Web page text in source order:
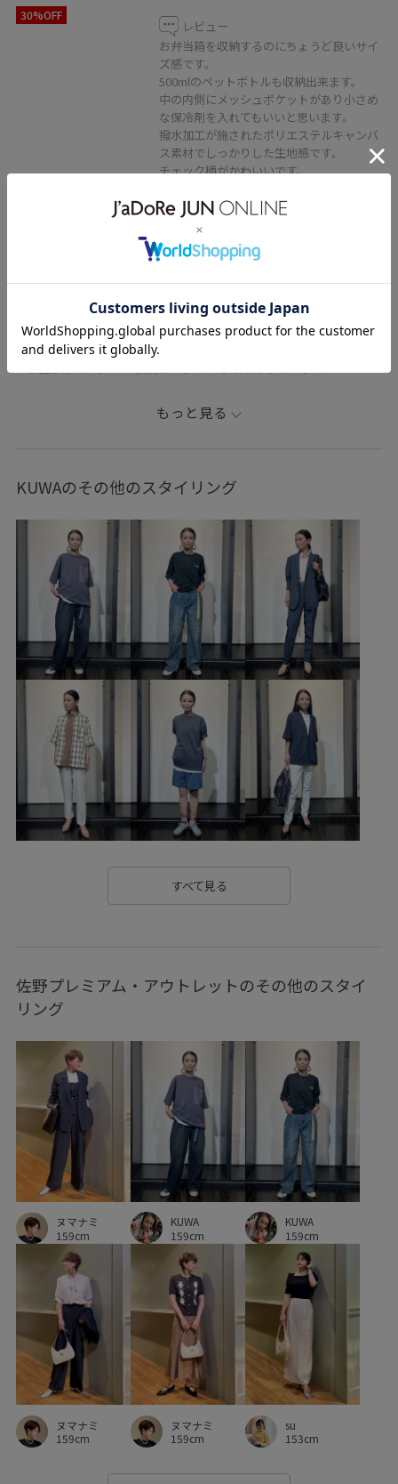
30%OFF
レビュー
お弁当箱を収納するのにちょうど良いサイ
ズ感です。
500mlのペットボトルも収納出来ます。
中の内側にメッシュポケットがあり小さめ
な保冷剤を入れてもいいと思います。
撥水加工が施されたポリエステルキャンバ
ス素材でしっかりした生地感です。
チェック柄がかわいいです。
羽織り 冷房対策
j.n.r.d 初夏コーデ 夏コーデ デートコーデ
大人カジュアル レイヤード
メンズライク ベーシック
アンサンブル デニムパンツ バッグ
トートバッグ ファッション雑貨 ANW71010
AOK05060 AOX05060 21AWG_JUN
JUNREDTS0411-0413 JUNRed_goods JUNRed_SS
junred_summergoods Tシャツ ちょうど良い大きさ
ゆったり アウター イージーパンツ カジュアル
カーゴパンツ カーディガン グレージュ
コットン ゴルフ シャープ シルバー シンプル
シンプルコーデ スクエアバックル スタイリング
セットアップ
トレンド ナチュラル ブラック
モード ユニセックス ラフ リラックス感 レザー
ロゴ刺繍
撥水加工 新鮮 柔らかい手触り
毎シーズン 清涼感 滑らかな質感 男女兼用
着やすい 着回しやすい 薄手 軽さがポイント
軽快 遊び心がある
もっと見る
KUWAのその他のスタイリング
すべて見る
佐野プレミアム・アウトレットのその他のスタイ
リング
ヌマナミ
159cm
KUWA
159cm
KUWA
159cm
ヌマナミ
159cm
ヌマナミ
159cm
su
153cm